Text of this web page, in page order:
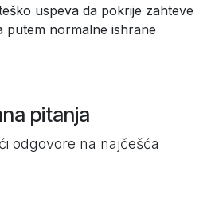
uspeva da pokrije zahteve
putem normalne ishrane
pitanja
odgovore na najčešća